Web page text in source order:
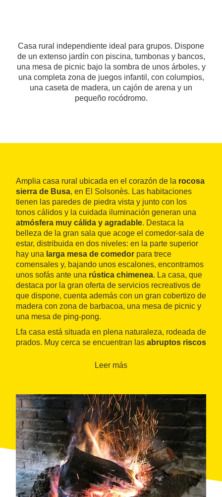
Casa rural independiente ideal para grupos. Dispone
de un extenso jardín con piscina, tumbonas y bancos,
una mesa de picnic bajo la sombra de unos árboles, y
una completa zona de juegos infantil, con columpios,
una caseta de madera, un cajón de arena y un
pequeño rocódromo.
Amplia casa rural ubicada en el corazón de la rocosa
sierra de Busa, en El Solsonès. Las habitaciones
tienen las paredes de piedra vista y junto con los
tonos cálidos y la cuidada iluminación generan una
atmósfera muy cálida y agradable. Destaca la
belleza de la gran sala que acoge el comedor-sala de
estar, distribuida en dos niveles: en la parte superior
hay una larga mesa de comedor para trece
comensales y, bajando unos escalones, encontramos
unos sofás ante una rústica chimenea. La casa, que
destaca por la gran oferta de servicios recreativos de
que dispone, cuenta además con un gran cobertizo de
madera con zona de barbacoa, una mesa de picnic y
una mesa de ping-pong.
Lfa casa está situada en plena naturaleza, rodeada de
prados. Muy cerca se encuentran las abruptos riscos
para hacer rutas a pie y en bicicleta, y para practicar
Leer más